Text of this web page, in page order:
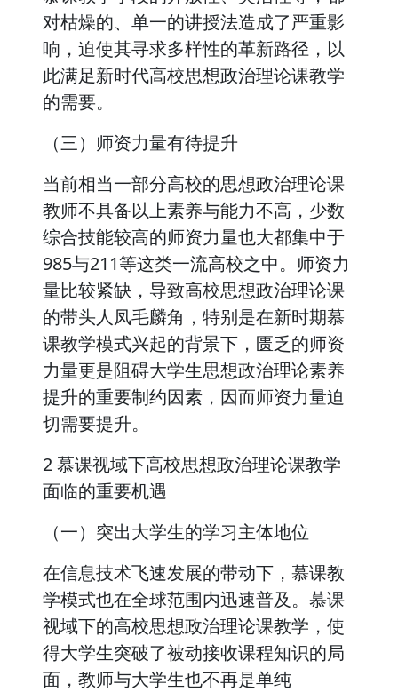
对枯燥的、单一的讲授法造成了严重影
响，迫使其寻求多样性的革新路径，以
此满足新时代高校思想政治理论课教学
的需要。
（三）师资力量有待提升
当前相当一部分高校的思想政治理论课
教师不具备以上素养与能力不高，少数
综合技能较高的师资力量也大都集中于
985与211等这类一流高校之中。师资力
量比较紧缺，导致高校思想政治理论课
的带头人凤毛麟角，特别是在新时期慕
课教学模式兴起的背景下，匮乏的师资
力量更是阻碍大学生思想政治理论素养
提升的重要制约因素，因而师资力量迫
切需要提升。
2 慕课视域下高校思想政治理论课教学
面临的重要机遇
（一）突出大学生的学习主体地位
在信息技术飞速发展的带动下，慕课教
学模式也在全球范围内迅速普及。慕课
视域下的高校思想政治理论课教学，使
得大学生突破了被动接收课程知识的局
面，教师与大学生也不再是单纯